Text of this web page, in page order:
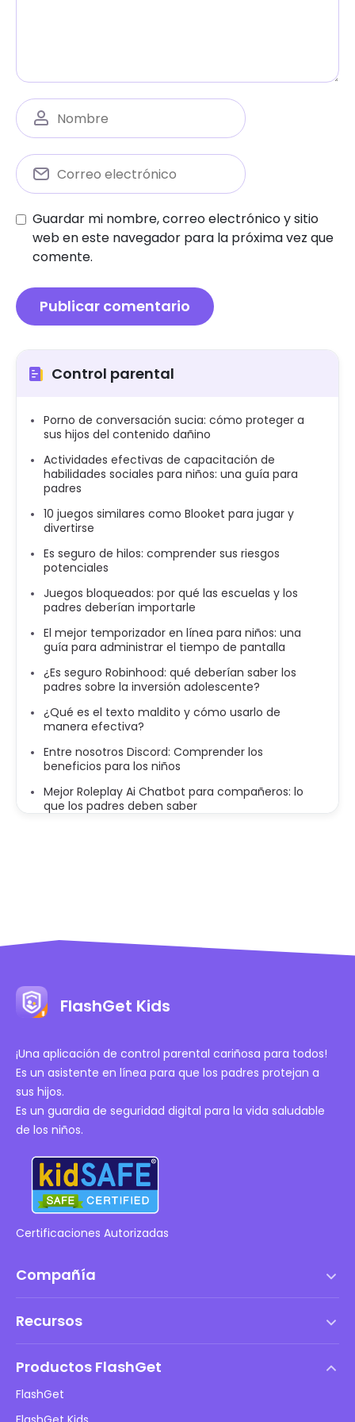
Guardar mi nombre, correo electrónico y sitio
web en este navegador para la próxima vez que
comente.
Control parental
Porno de conversación sucia: cómo proteger a
sus hijos del contenido dañino
Actividades efectivas de capacitación de
habilidades sociales para niños: una guía para
padres
10 juegos similares como Blooket para jugar y
divertirse
Es seguro de hilos: comprender sus riesgos
potenciales
Juegos bloqueados: por qué las escuelas y los
padres deberían importarle
El mejor temporizador en línea para niños: una
guía para administrar el tiempo de pantalla
¿Es seguro Robinhood: qué deberían saber los
padres sobre la inversión adolescente?
¿Qué es el texto maldito y cómo usarlo de
manera efectiva?
Entre nosotros Discord: Comprender los
beneficios para los niños
Mejor Roleplay Ai Chatbot para compañeros: lo
que los padres deben saber
FlashGet Kids
¡Una aplicación de control parental cariñosa para todos!
Es un asistente en línea para que los padres protejan a
sus hijos.
Es un guardia de seguridad digital para la vida saludable
de los niños.
Certificaciones Autorizadas
Compañía
Política de DMCA
Política de privacidad
Recursos
Blog
Productos FlashGet
FlashGet